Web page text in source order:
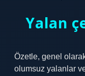
Yalan
Özetle, genel
olumsuz yalanlar